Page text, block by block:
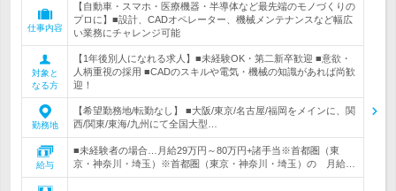
仕事内容
【自動車・スマホ・医療機器・半導体など最先端のモノづくりの
プロに】■設計、CADオペレーター、機械メンテナンスなど幅広
い業務にチャレンジ可能
対象と
なる方
【1年後別人になれる求人】■未経験OK・第二新卒歓迎 ■意欲・
人柄重視の採用 ■CADのスキルや電気・機械の知識があれば尚歓
迎！
勤務地
【希望勤務地/転勤なし】 ■大阪/東京/名古屋/福岡をメインに、関
西/関東/東海/九州にて全国大型…
給与
■未経験者の場合…月給29万円～80万円+諸手当※首都圏（東
京・神奈川・埼玉）※首都圏（東京・神奈川・埼玉）の 月給…